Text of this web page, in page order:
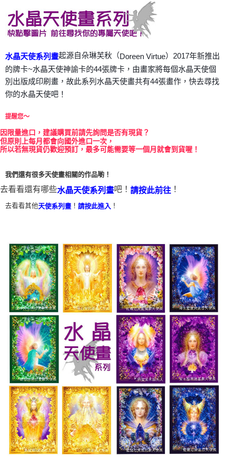
每筆NT$80，滿NT$3,000(含以上)免運費
郵局幫你送（離島）
付款後門市自取
免運費
水晶天使系列畫起源自朵琳芙秋（Doreen Virtue）2017年新推出
的牌卡~水晶天使神諭卡的44張牌卡，由畫家將每個水晶天使個
別出版成印刷畫，故此系列水晶天使畫共有44張畫作，快去尋找
你的水晶天使吧！
提醒您～
因 限量進口，建議購買前請先詢問是否有現貨？
但原則上每月都會向國外進口一次，
所以若無現貨仍歡迎預訂，最多可能需要等一個月就會到貨喔！
我們還有很多天使畫相關的作品喲！
去看看還有哪些水晶天使系列畫吧！ 請按此前往 ！
去看看其他天使系列畫 ！ 請按此進入 ！